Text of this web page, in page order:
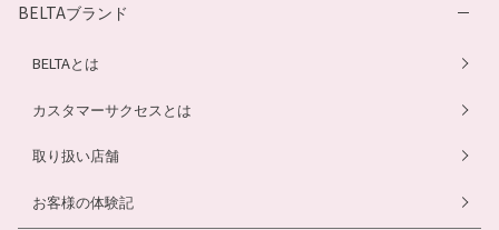
BELTAブランド
BELTAとは
カスタマーサクセスとは
取り扱い店舗
お客様の体験記